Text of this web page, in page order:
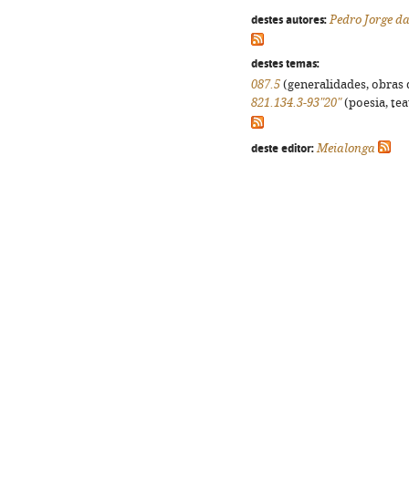
destes autores: Pedro Jorge
destes temas:
087.5 (generalidades,
821.134.3-93"20"(poesia,
deste editor: Meialonga